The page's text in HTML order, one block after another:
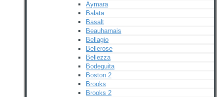
Aymara
Balata
Basalt
Beauharnais
Bellagio
Bellerose
Bellezza
Bodeguita
Boston 2
Brooks
Brooks 2